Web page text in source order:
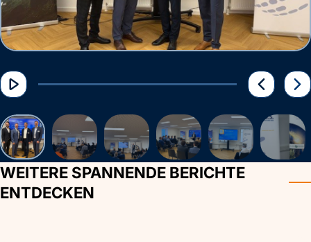
WEITERE SPANNENDE BERICHTE
ENTDECKEN